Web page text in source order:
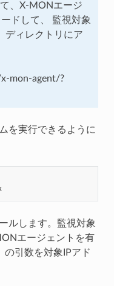
、X-MONエージ
ドして、 監視対象
ィレクトリにア
mon-agent/?
を実行できるように
ルします。監視対象
エージェントを有
の引数を対象IPアド